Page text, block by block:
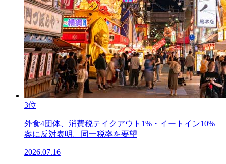
3位
外食4団体、消費税テイクアウト1%・イートイン10%
案に反対表明。同一税率を要望
2026.07.16